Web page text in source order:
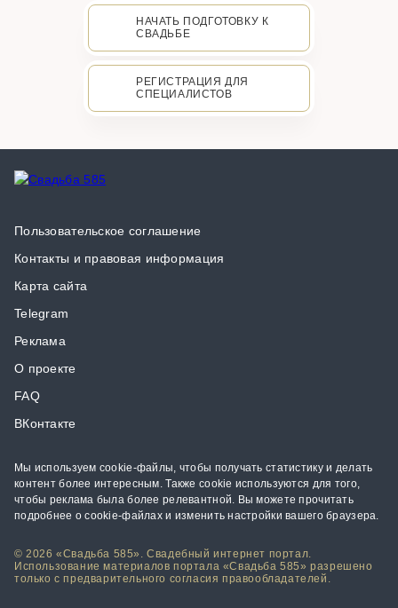
НАЧАТЬ ПОДГОТОВКУ К
СВАДЬБЕ
РЕГИСТРАЦИЯ ДЛЯ
СПЕЦИАЛИСТОВ
Пользовательское соглашение
Контакты и правовая информация
Карта сайта
Telegram
Реклама
О проекте
FAQ
ВКонтакте
Мы используем cookie-файлы, чтобы получать статистику и делать
контент более интересным. Также cookie используются для того,
чтобы реклама была более релевантной. Вы можете прочитать
подробнее о cookie-файлах и изменить настройки вашего браузера.
© 2026 «Свадьба 585». Свадебный интернет портал.
Использование материалов портала «Свадьба 585» разрешено
только с предварительного согласия правообладателей.